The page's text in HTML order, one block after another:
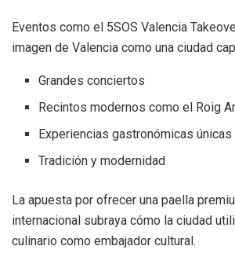
Eventos como el 5SOS Valencia
imagen de Valencia como una ciudad
Grandes conciertos
Recintos modernos como el Roig
Experiencias gastronómicas únicas
Tradición y modernidad
La apuesta por ofrecer una paella
internacional subraya cómo la ciudad
culinario como embajador cultural.